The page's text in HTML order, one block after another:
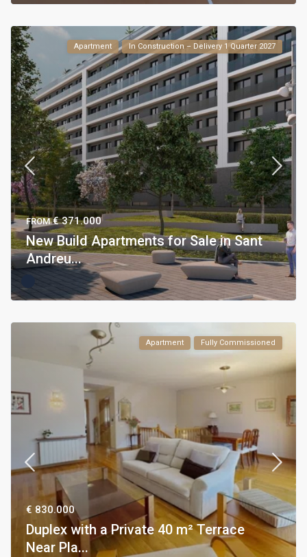
Apartment In Construction – Delivery 1 Quarter 2027
FROM€ 371.000
New Build Apartments for Sale in Sant
Andreu...
Apartment Fully Commissioned
€ 830.000
Duplex with a Private 40 m² Terrace
Near Pla...